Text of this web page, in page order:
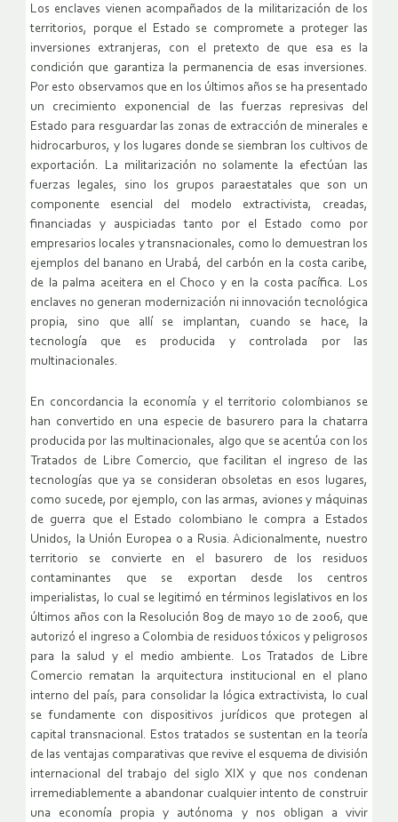
Los enclaves vienen acompañados de la militarización de los
territorios, porque el Estado se compromete a proteger las
inversiones extranjeras, con el pretexto de que esa es la
condición que garantiza la permanencia de esas inversiones.
Por esto observamos que en los últimos años se ha presentado
un crecimiento exponencial de las fuerzas represivas del
Estado para resguardar las zonas de extracción de minerales e
hidrocarburos, y los lugares donde se siembran los cultivos de
exportación. La militarización no solamente la efectúan las
fuerzas legales, sino los grupos paraestatales que son un
componente esencial del modelo extractivista, creadas,
financiadas y auspiciadas tanto por el Estado como por
empresarios locales y transnacionales, como lo demuestran los
ejemplos del banano en Urabá, del carbón en la costa caribe,
de la palma aceitera en el Choco y en la costa pacífica. Los
enclaves no generan modernización ni innovación tecnológica
propia, sino que allí se implantan, cuando se hace, la
tecnología que es producida y controlada por las
multinacionales.
En concordancia la economía y el territorio colombianos se
han convertido en una especie de basurero para la chatarra
producida por las multinacionales, algo que se acentúa con los
Tratados de Libre Comercio, que facilitan el ingreso de las
tecnologías que ya se consideran obsoletas en esos lugares,
como sucede, por ejemplo, con las armas, aviones y máquinas
de guerra que el Estado colombiano le compra a Estados
Unidos, la Unión Europea o a Rusia. Adicionalmente, nuestro
territorio se convierte en el basurero de los residuos
contaminantes que se exportan desde los centros
imperialistas, lo cual se legitimó en términos legislativos en los
últimos años con la Resolución 809 de mayo 10 de 2006, que
autorizó el ingreso a Colombia de residuos tóxicos y peligrosos
para la salud y el medio ambiente. Los Tratados de Libre
Comercio rematan la arquitectura institucional en el plano
interno del país, para consolidar la lógica extractivista, lo cual
se fundamente con dispositivos jurídicos que protegen al
capital transnacional. Estos tratados se sustentan en la teoría
de las ventajas comparativas que revive el esquema de división
internacional del trabajo del siglo XIX y que nos condenan
irremediablemente a abandonar cualquier intento de construir
una economía propia y autónoma y nos obligan a vivir